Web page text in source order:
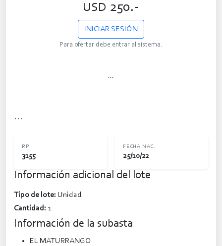
USD 250.-
INICIAR SESIÓN
Para ofertar debe entrar al sistema.
...
...
RP
3155
FECHA NAC.
25/10/22
Información adicional del lote
Tipo de lote: Unidad
Cantidad: 1
Información de la subasta
EL MATURRANGO